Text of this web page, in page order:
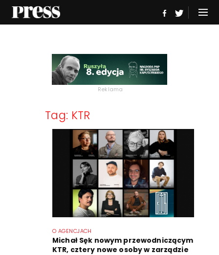
Reklama
Tag: KTR
O AGENCJACH
Michał Sęk nowym przewodniczącym
KTR, cztery nowe osoby w zarządzie